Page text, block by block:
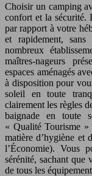
Choisir un camping
confort et la sécurité.
par rapport à votre
et rapidement,
nombreux
maîtres-nageurs
espaces aménagés
à disposition pour
soleil en toute
clairement les règles
baignade en toute
« Qualité Tourisme »
matière d’hygiène et
l’Économie). Vous
sérénité, sachant que
de tous les